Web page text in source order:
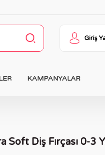
Giriş
KAMPANYALAR
Diş Fırçası 0-3